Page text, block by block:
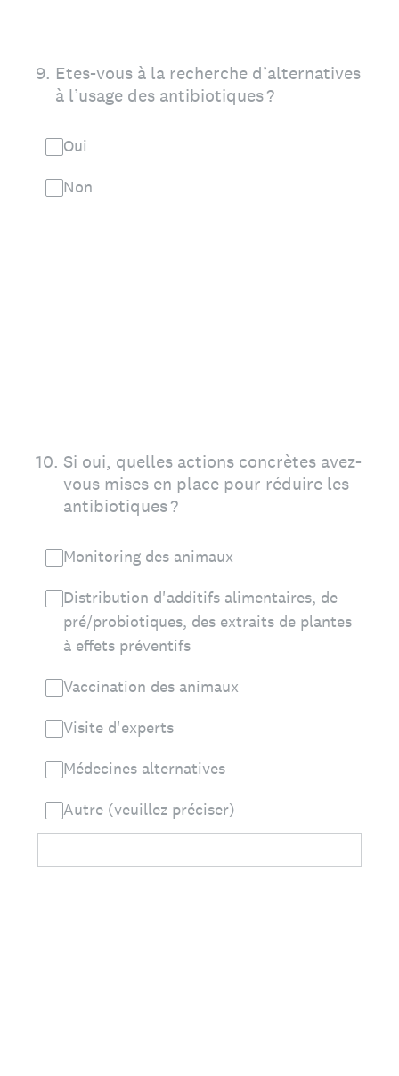
9. Etes-vous à la recherche d’alternatives
à l’usage des antibiotiques ?
Oui
Non
10. Si oui, quelles actions concrètes avez-
vous mises en place pour réduire les
antibiotiques ?
Monitoring des animaux
Distribution d'additifs alimentaires, de
pré/probiotiques, des extraits de plantes
à effets préventifs
Vaccination des animaux
Visite d'experts
Médecines alternatives
Autre (veuillez préciser)